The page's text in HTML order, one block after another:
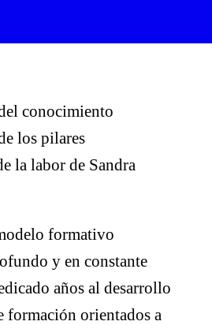
conocimiento
los pilares
la labor de Sandra
formativo
y en constante
años al desarrollo
formación orientados a